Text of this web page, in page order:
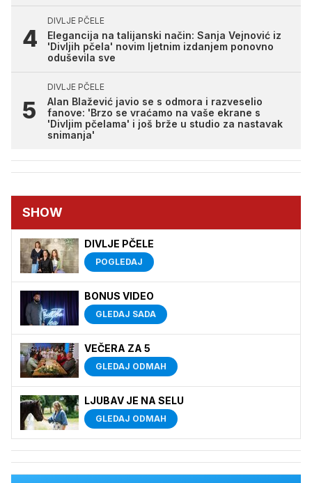
DIVLJE PČELE
Elegancija na talijanski način: Sanja Vejnović iz
'Divljih pčela' novim ljetnim izdanjem ponovno
oduševila sve
DIVLJE PČELE
Alan Blažević javio se s odmora i razveselio
fanove: 'Brzo se vraćamo na vaše ekrane s
'Divljim pčelama' i još brže u studio za nastavak
snimanja'
SHOW
DIVLJE PČELE
POGLEDAJ
BONUS VIDEO
GLEDAJ SADA
VEČERA ZA 5
GLEDAJ ODMAH
LJUBAV JE NA SELU
GLEDAJ ODMAH